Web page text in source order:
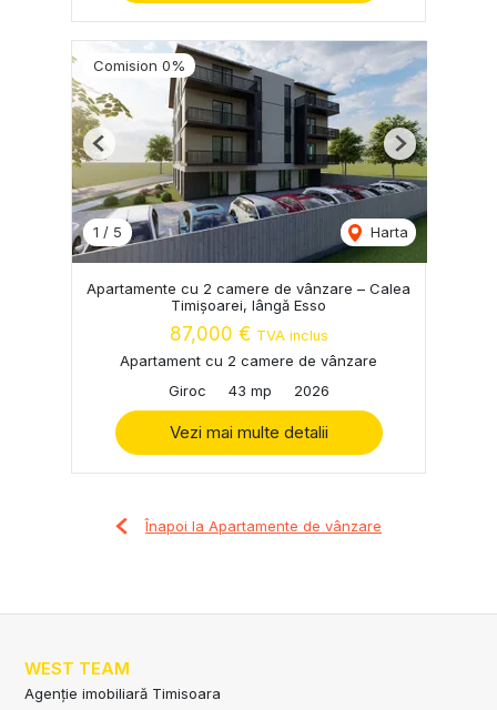
Comision 0%
1 / 5 Harta
Previous Next
Apartamente cu 2 camere de vânzare – Calea
Timișoarei, lângă Esso
87,000 € TVA inclus
Apartament cu 2 camere de vânzare
Giroc
43 mp 2026
Vezi mai multe detalii
Înapoi la Apartamente de vânzare
WEST TEAM
Agenție imobiliară Timisoara